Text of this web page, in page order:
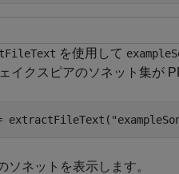
を使用して
イクスピアのソネット集が
extractFileText(
ソネットを表示します。